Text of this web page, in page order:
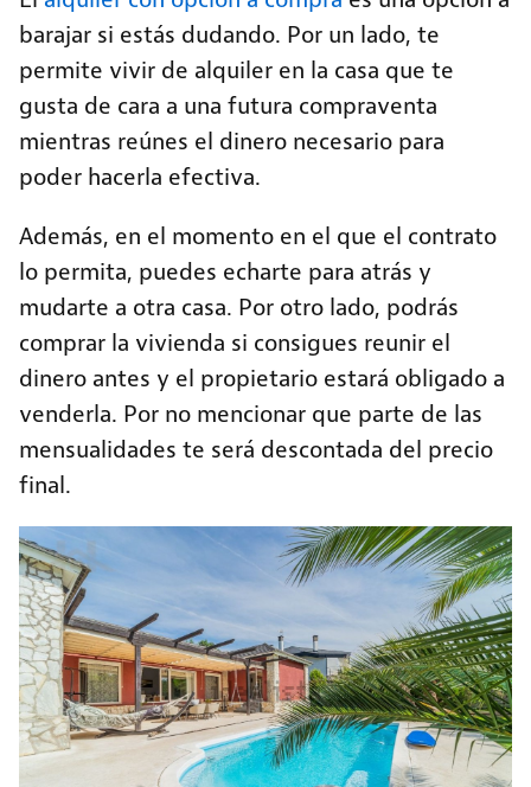
barajar si estás dudando. Por un lado, te
permite vivir de alquiler en la casa que te
gusta de cara a una futura compraventa
mientras reúnes el dinero necesario para
poder hacerla efectiva.
Además, en el momento en el que el contrato
lo permita, puedes echarte para atrás y
mudarte a otra casa. Por otro lado, podrás
comprar la vivienda si consigues reunir el
dinero antes y el propietario estará obligado a
venderla. Por no mencionar que parte de las
mensualidades te será descontada del precio
final.